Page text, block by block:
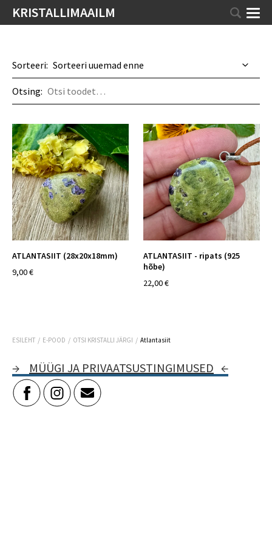
KRISTALLIMAAILM
Sorteeri:
Otsing:
ATLANTASIIT (28x20x18mm)
9,00 €
ATLANTASIIT - ripats (925
hõbe)
22,00 €
ESILEHT / E-POOD / OTSI KRISTALLI JÄRGI / Atlantasiit
→ MÜÜGI JA PRIVAATSUSTINGIMUSED ←